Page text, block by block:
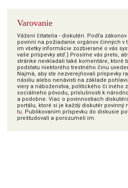
Varovanie
Vážení čitatelia - diskutéri. Podľa
povinní na požiadanie orgánov činných v
im všetky informácie zozbierané o vás
vaše príspevky atď.) Prosíme vás preto,
stránke nevkladali také komentáre, ktoré
podstatu niektorého trestného činu
Najmä, aby ste nezverejňovali príspevky
násiliu alebo nenávisti na základe
viery a náboženstva, politického či iného
sociálneho pôvodu, príslušnosti k
a podobne. Viac o povinnostiach
portálu, ktoré si je každý diskutér povinný
tu. Publikovaním príspevku do diskusie
preštudovali a porozumeli im.